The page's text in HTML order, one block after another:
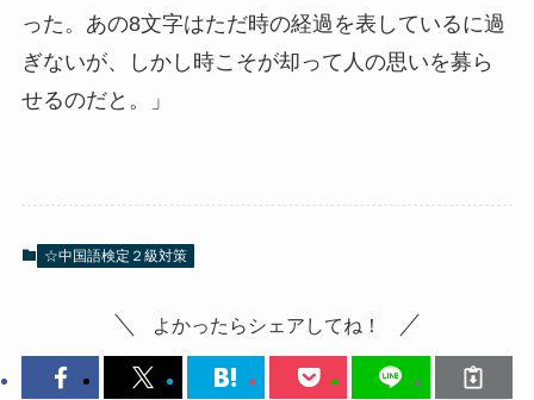
った。あの8文字はただ時の経過を表しているに過
ぎないが、しかし時こそが却って人の思いを募ら
せるのだと。」
☆中国語検定２級対策
よかったらシェアしてね！